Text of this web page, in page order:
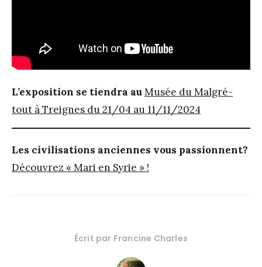
L’exposition se tiendra auMusée du Malgré-
tout à Treignes du 21/04 au 11/11/2024
Les civilisations anciennes vous passionnent?
Découvrez « Mari en Syrie » !
Écrit par Francine Charles